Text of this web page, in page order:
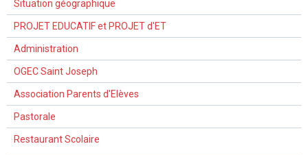
Situation géographique
PROJET EDUCATIF et PROJET d'ET
Administration
OGEC Saint Joseph
Association Parents d'Elèves
Pastorale
Restaurant Scolaire